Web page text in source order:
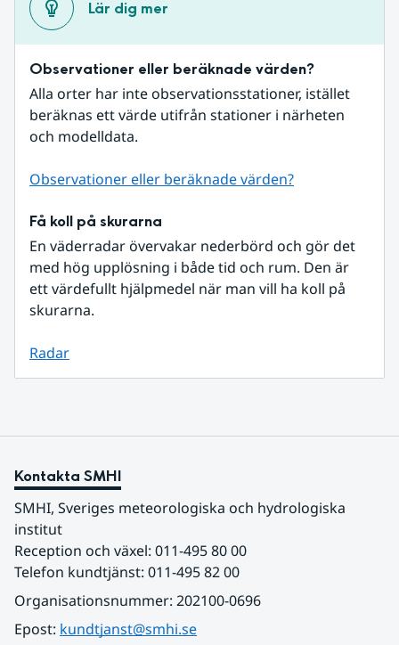
Lär dig mer
Observationer eller beräknade värden?
Alla orter har inte observationsstationer, istället
beräknas ett värde utifrån stationer i närheten
och modelldata.
Observationer eller beräknade värden?
Få koll på skurarna
En väderradar övervakar nederbörd och gör det
med hög upplösning i både tid och rum. Den är
ett värdefullt hjälpmedel när man vill ha koll på
skurarna.
Radar
Kontakta SMHI
SMHI, Sveriges meteorologiska och hydrologiska
institut
Reception och växel: 011-495 80 00
Telefon kundtjänst: 011-495 82 00
Organisationsnummer: 202100-0696
Epost: kundtjanst@smhi.se